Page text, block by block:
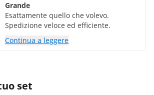
Grande
Esattamente quello che volevo.
Spedizione veloce ed efficiente.
Continua a leggere
set